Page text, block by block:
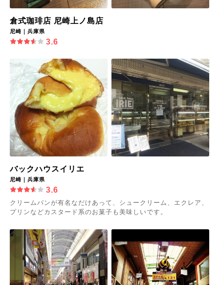
倉式珈琲店 尼崎上ノ島店
尼崎｜兵庫県
3.6
バックハウスイリエ
尼崎｜兵庫県
3.6
クリームパンが有名なだけあって、シュークリーム、エクレア、
プリンなどカスタード系のお菓子も美味しいです。